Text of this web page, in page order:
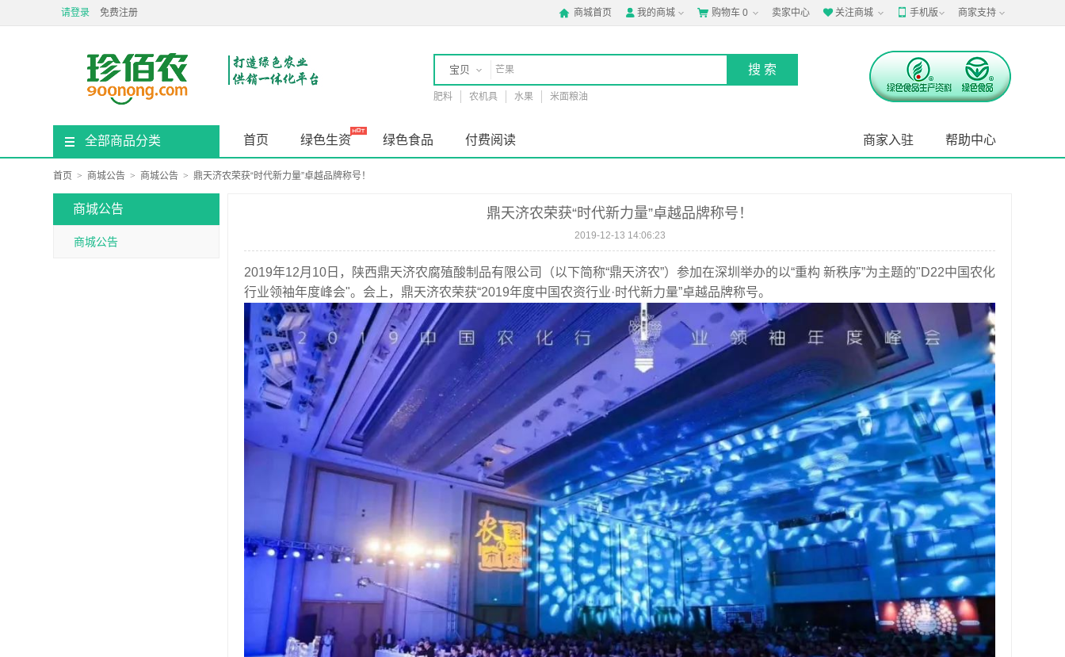
请登录 免费注册  商城首页  我的商城  购物车 0 卖家中心 关注商城 手机版 商家支持
宝贝
店铺
肥料 农机具 水果 米面粮油
全部商品分类 首页 绿色生资 绿色食品 帮助中心
商家入驻
付费阅读
首页 > 商城公告 > 商城公告 > 鼎天济农荣获“时代新力量”卓越品牌称号！
商城公告
商城公告
鼎天济农荣获“时代新力量”卓越品牌称号！
2019-12-13 14:06:23
2019年12月10日，陕西鼎天济农腐殖酸制品有限公司（以下简称“鼎天济农”）参加在深圳举办的以“重构 新秩序”为主题的"D22中国农化
行业领袖年度峰会"。会上，鼎天济农荣获“2019年度中国农资行业·时代新力量”卓越品牌称号。